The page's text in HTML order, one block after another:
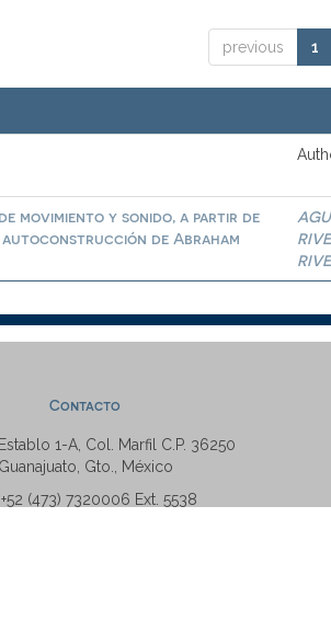
previous 1
movimiento y sonido, a partir de
de Abraham
Contacto
1-A, Col. Marfil C.P. 36250
Guanajuato, Gto., México
(473) 7320006 Ext. 5538